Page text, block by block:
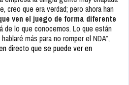
creo que era verdad; pero ahora han
ven el juego de forma diferente
de lo que conocemos. Lo que están
más para no romper el NDA”,
directo que se puede ver en